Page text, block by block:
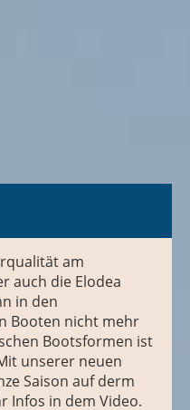
am
auch die Elodea
in den
Booten nicht mehr
Bootsformen ist
unserer neuen
Saison auf derm
Infos in dem Video.